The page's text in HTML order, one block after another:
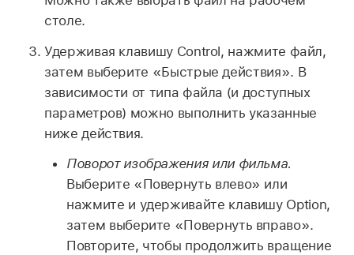
столе.
Удерживая клавишу Control, нажмите файл,
затем выберите «Быстрые действия». В
зависимости от типа файла (и доступных
параметров) можно выполнить указанные
ниже действия.
Поворот изображения или фильма.
Выберите «Повернуть влево» или
нажмите и удерживайте клавишу Option,
затем выберите «Повернуть вправо».
Повторите, чтобы продолжить вращение